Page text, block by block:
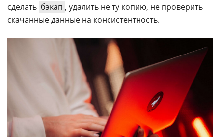
сделать бэкап , удалить не ту копию, не проверить
скачанные данные на консистентность.